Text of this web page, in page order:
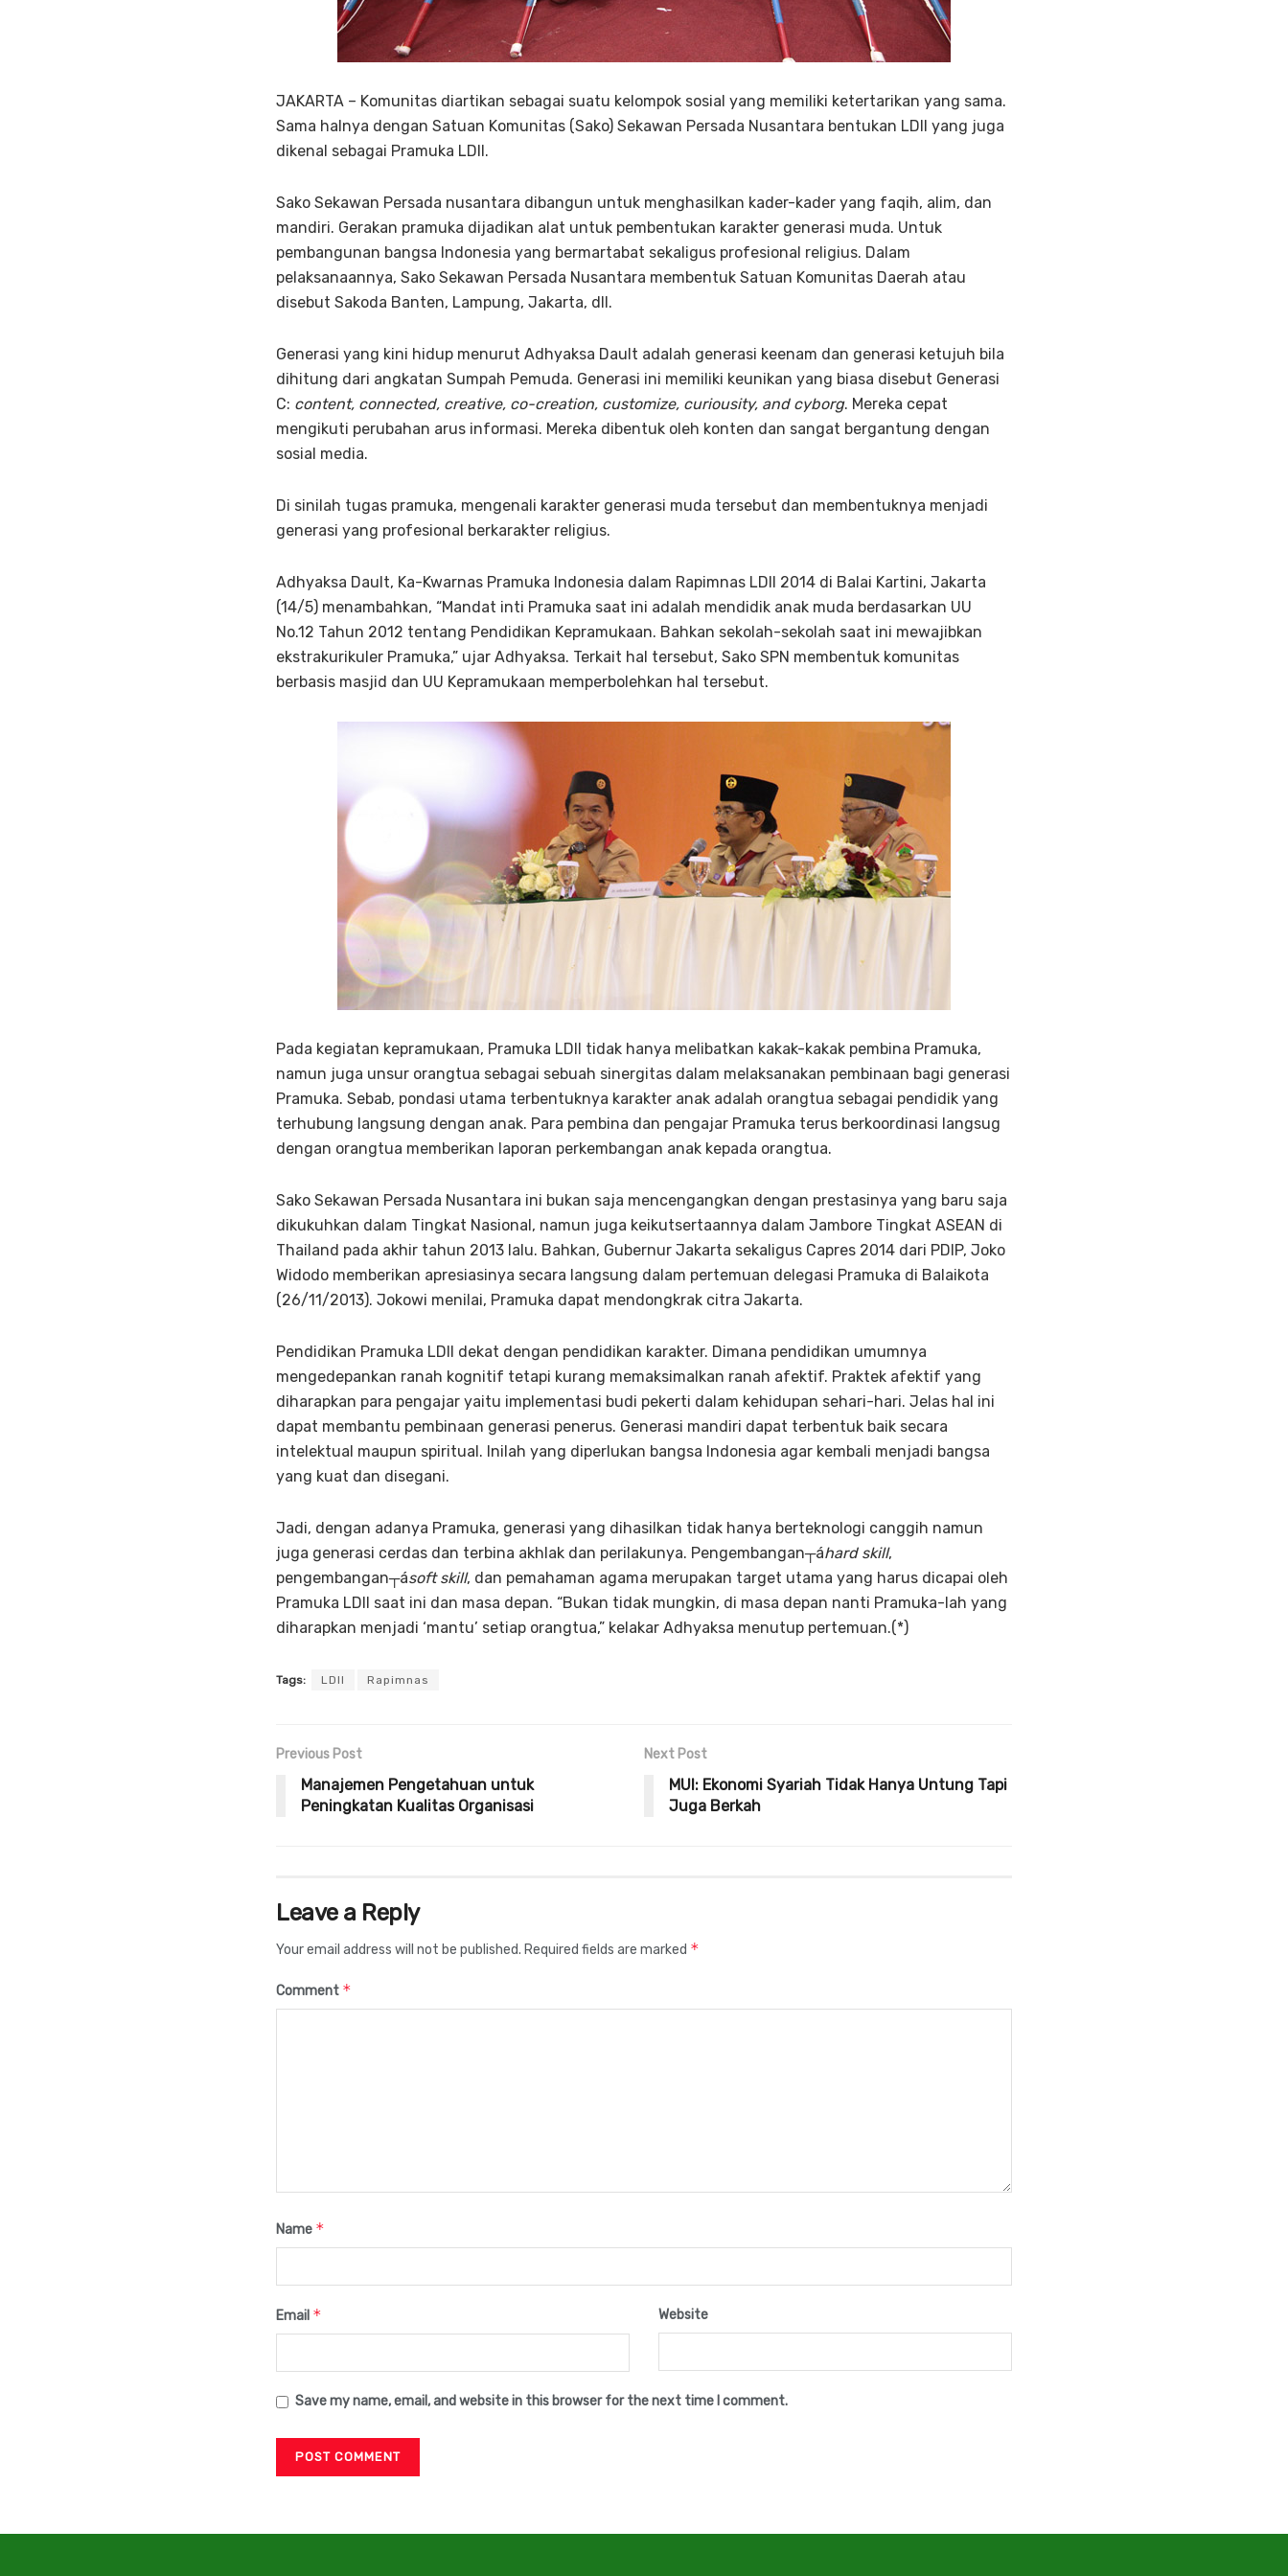
JAKARTA – Komunitas diartikan sebagai suatu kelompok sosial yang memiliki ketertarikan yang sama.
Sama halnya dengan Satuan Komunitas (Sako) Sekawan Persada Nusantara bentukan LDII yang juga
dikenal sebagai Pramuka LDII.
Sako Sekawan Persada nusantara dibangun untuk menghasilkan kader-kader yang faqih, alim, dan
mandiri. Gerakan pramuka dijadikan alat untuk pembentukan karakter generasi muda. Untuk
pembangunan bangsa Indonesia yang bermartabat sekaligus profesional religius. Dalam
pelaksanaannya, Sako Sekawan Persada Nusantara membentuk Satuan Komunitas Daerah atau
disebut Sakoda Banten, Lampung, Jakarta, dll.
Generasi yang kini hidup menurut Adhyaksa Dault adalah generasi keenam dan generasi ketujuh bila
dihitung dari angkatan Sumpah Pemuda. Generasi ini memiliki keunikan yang biasa disebut Generasi
C: content, connected, creative, co-creation, customize, curiousity, and cyborg. Mereka cepat
mengikuti perubahan arus informasi. Mereka dibentuk oleh konten dan sangat bergantung dengan
sosial media.
Di sinilah tugas pramuka, mengenali karakter generasi muda tersebut dan membentuknya menjadi
generasi yang profesional berkarakter religius.
Adhyaksa Dault, Ka-Kwarnas Pramuka Indonesia dalam Rapimnas LDII 2014 di Balai Kartini, Jakarta
(14/5) menambahkan, “Mandat inti Pramuka saat ini adalah mendidik anak muda berdasarkan UU
No.12 Tahun 2012 tentang Pendidikan Kepramukaan. Bahkan sekolah-sekolah saat ini mewajibkan
ekstrakurikuler Pramuka,” ujar Adhyaksa. Terkait hal tersebut, Sako SPN membentuk komunitas
berbasis masjid dan UU Kepramukaan memperbolehkan hal tersebut.
Pada kegiatan kepramukaan, Pramuka LDII tidak hanya melibatkan kakak-kakak pembina Pramuka,
namun juga unsur orangtua sebagai sebuah sinergitas dalam melaksanakan pembinaan bagi generasi
Pramuka. Sebab, pondasi utama terbentuknya karakter anak adalah orangtua sebagai pendidik yang
terhubung langsung dengan anak. Para pembina dan pengajar Pramuka terus berkoordinasi langsug
dengan orangtua memberikan laporan perkembangan anak kepada orangtua.
Sako Sekawan Persada Nusantara ini bukan saja mencengangkan dengan prestasinya yang baru saja
dikukuhkan dalam Tingkat Nasional, namun juga keikutsertaannya dalam Jambore Tingkat ASEAN di
Thailand pada akhir tahun 2013 lalu. Bahkan, Gubernur Jakarta sekaligus Capres 2014 dari PDIP, Joko
Widodo memberikan apresiasinya secara langsung dalam pertemuan delegasi Pramuka di Balaikota
(26/11/2013). Jokowi menilai, Pramuka dapat mendongkrak citra Jakarta.
Pendidikan Pramuka LDII dekat dengan pendidikan karakter. Dimana pendidikan umumnya
mengedepankan ranah kognitif tetapi kurang memaksimalkan ranah afektif. Praktek afektif yang
diharapkan para pengajar yaitu implementasi budi pekerti dalam kehidupan sehari-hari. Jelas hal ini
dapat membantu pembinaan generasi penerus. Generasi mandiri dapat terbentuk baik secara
intelektual maupun spiritual. Inilah yang diperlukan bangsa Indonesia agar kembali menjadi bangsa
yang kuat dan disegani.
Jadi, dengan adanya Pramuka, generasi yang dihasilkan tidak hanya berteknologi canggih namun
juga generasi cerdas dan terbina akhlak dan perilakunya. Pengembangan┬áhard skill,
pengembangan┬ásoft skill, dan pemahaman agama merupakan target utama yang harus dicapai oleh
Pramuka LDII saat ini dan masa depan. “Bukan tidak mungkin, di masa depan nanti Pramuka-lah yang
diharapkan menjadi ‘mantu’ setiap orangtua,” kelakar Adhyaksa menutup pertemuan.(*)
Tags: LDII Rapimnas
Previous Post
Manajemen Pengetahuan untuk
Peningkatan Kualitas Organisasi
Next Post
MUI: Ekonomi Syariah Tidak Hanya Untung Tapi
Juga Berkah
Leave a Reply
Your email address will not be published. Required fields are marked *
Comment *
Name *
Email * Website
Save my name, email, and website in this browser for the next time I comment.